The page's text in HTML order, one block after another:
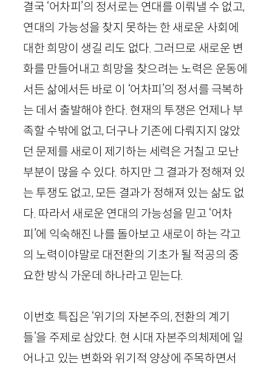
결국 ‘어차피’의 정서로는 연대를 이뤄낼 수 없고,
연대의 가능성을 찾지 못하는 한 새로운 사회에
대한 희망이 생길 리도 없다. 그러므로 새로운 변
화를 만들어내고 희망을 찾으려는 노력은 운동에
서든 삶에서든 바로 이 ‘어차피’의 정서를 극복하
는 데서 출발해야 한다. 현재의 투쟁은 언제나 부
족할 수밖에 없고, 더구나 기존에 다뤄지지 않았
던 문제를 새로이 제기하는 세력은 거칠고 모난
부분이 많을 수 있다. 하지만 그 결과가 정해져 있
는 투쟁도 없고, 모든 결과가 정해져 있는 삶도 없
다. 따라서 새로운 연대의 가능성을 믿고 ‘어차
피’에 익숙해진 나를 돌아보고 새로이 하는 각고
의 노력이야말로 대전환의 기초가 될 적공의 중
요한 방식 가운데 하나라고 믿는다.
이번호 특집은 ‘위기의 자본주의, 전환의 계기
들’을 주제로 삼았다. 현 시대 자본주의체제에 일
어나고 있는 변화와 위기적 양상에 주목하면서